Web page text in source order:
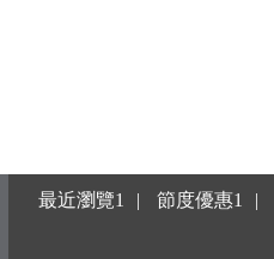
最近瀏覽1 節度優惠1